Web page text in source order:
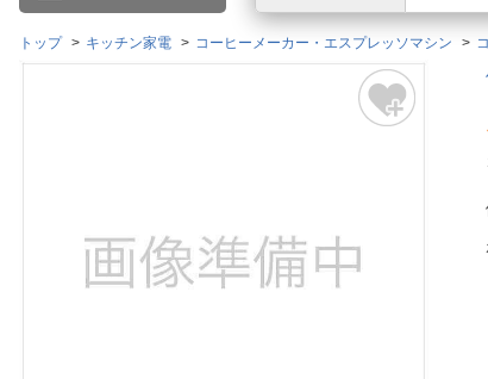
ログイン
閲覧履歴
トップ キッチン家電 コーヒーメーカー・エスプレッソマシン